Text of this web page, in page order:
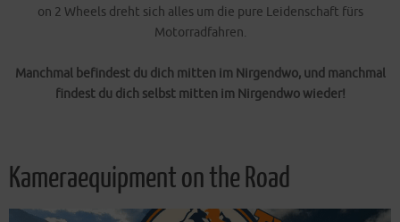
on 2 Wheels dreht sich alles um die pure Leidenschaft fürs
Motorradfahren.
Manchmal befindest du dich mitten im Nirgendwo, und manchmal
findest du dich selbst mitten im Nirgendwo wieder!
Kameraequipment on the Road